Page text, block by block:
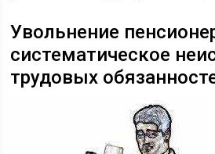
Увольнение
систематическое
трудовых